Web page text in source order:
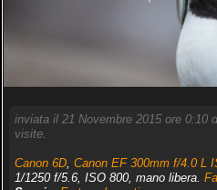
inviata il 21 Novembre 2015 ore 0:10
visite.
Canon 6D, Canon EF 300mm f/4.0 L
1/1250 f/5.6, ISO 800, mano libera.